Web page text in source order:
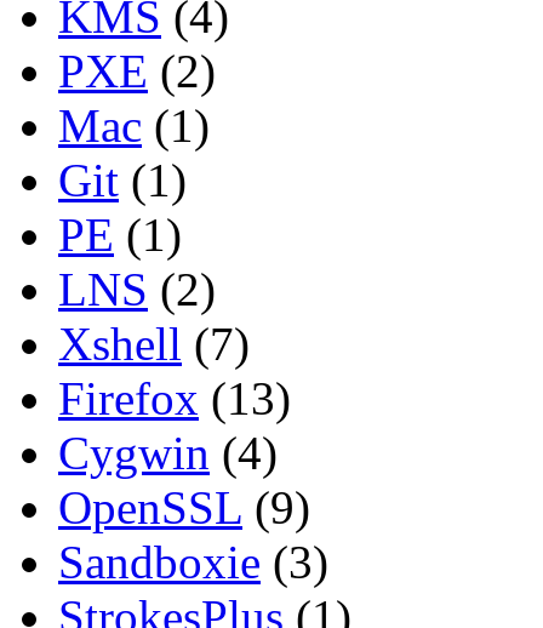
KMS (4)
PXE (2)
Mac (1)
Git (1)
PE (1)
LNS (2)
Xshell (7)
Firefox (13)
Cygwin (4)
OpenSSL (9)
Sandboxie (3)
StrokesPlus (1)